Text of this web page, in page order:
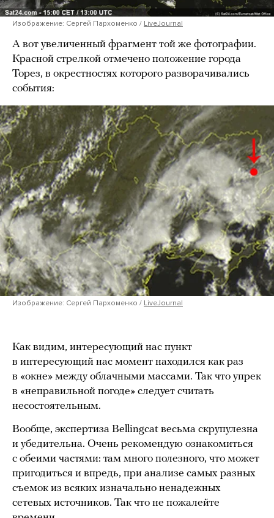
Изображение: Сергей Пархоменко / LiveJournal
А вот увеличенный фрагмент той же фотографии.
Красной стрелкой отмечено положение города
Торез, в окрестностях которого разворачивались
события:
Изображение: Сергей Пархоменко / LiveJournal
Как видим, интересующий нас пункт
в интересующий нас момент находился как раз
в «окне» между облачными массами. Так что упрек
в «неправильной погоде» следует считать
несостоятельным.
Вообще, экспертиза Bellingcat весьма скрупулезна
и убедительна. Очень рекомендую ознакомиться
с обеими частями: там много полезного, что может
пригодиться и впредь, при анализе самых разных
съемок из всяких изначально ненадежных
сетевых источников. Так что не пожалейте